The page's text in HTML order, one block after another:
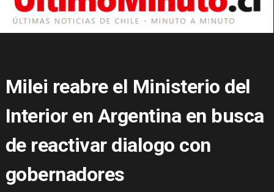
Milei reabre el Ministerio del
Interior en Argentina en busca
de reactivar dialogo con
gobernadores